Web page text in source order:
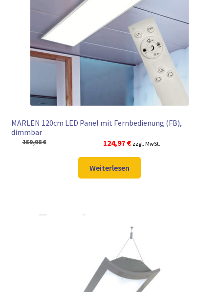
► VERSANDARTEN
MARLEN 120cm LED Panel mit Fernbedienung (FB),
dimmbar
159,98€
Ursprünglicher
war:
159,98 €
124,97 €Aktueller
124,97 €.
zzgl. MwSt.
Weiterlesen